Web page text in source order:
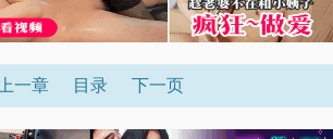
上一章 目录 下一页